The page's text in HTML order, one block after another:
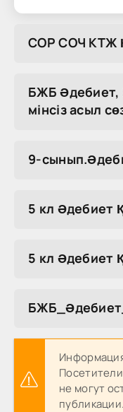
COP COЧ
БЖБ Әдебиет,
мінсіз асыл
9-
5 кл Әдебиет
5 кл Әдебиет
не могут
публикации.